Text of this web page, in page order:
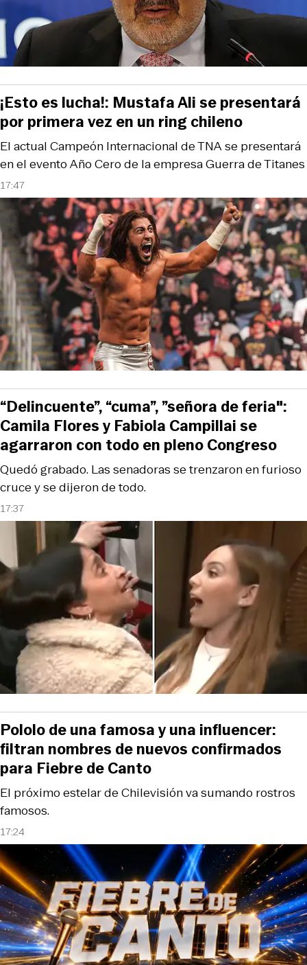
17:47
El actual Campeón Internacional de TNA se presentará
en el evento Año Cero de la empresa Guerra de Titanes
¡Esto es lucha!: Mustafa Ali se presentará
por primera vez en un ring chileno
17:37
Quedó grabado. Las senadoras se trenzaron en furioso
cruce y se dijeron de todo.
“Delincuente”, “cuma”, ”señora de feria":
Camila Flores y Fabiola Campillai se
agarraron con todo en pleno Congreso
17:24
El próximo estelar de Chilevisión va sumando rostros
famosos.
Pololo de una famosa y una influencer:
filtran nombres de nuevos confirmados
para Fiebre de Canto